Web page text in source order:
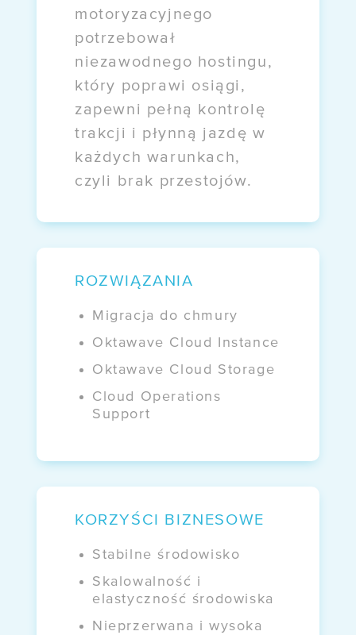
/ Darmowa migracja
/ E-commerce
WDROŻENIA
Case study:
BLOG
Kto naprawdę
NIS 2 i UKSC
bez komplikacji
motoryzacyjnego
potrzebował
niezawodnego hostingu,
który poprawi osiągi,
zapewni pełną kontrolę
trakcji i płynną jazdę w
każdych warunkach,
czyli brak przestojów.
ROZWIĄZANIA
Migracja do chmury
Oktawave Cloud Instance
Oktawave Cloud Storage
Cloud Operations
Support
KORZYŚCI BIZNESOWE
Stabilne środowisko
Skalowalność i
elastyczność środowiska
Nieprzerwana i wysoka